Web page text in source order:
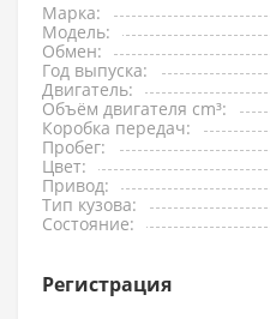
Марка:
Модель:
Обмен:
Год выпуска:
Двигатель:
Объём двигателя cm³:
Коробка передач:
Пробег:
Цвет:
Привод:
Тип кузова:
Состояние:
Регистрация